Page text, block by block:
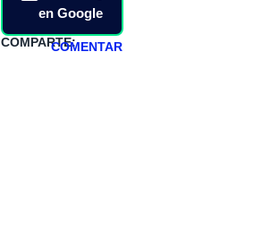
en Google
COMPARTE:COMENTAR